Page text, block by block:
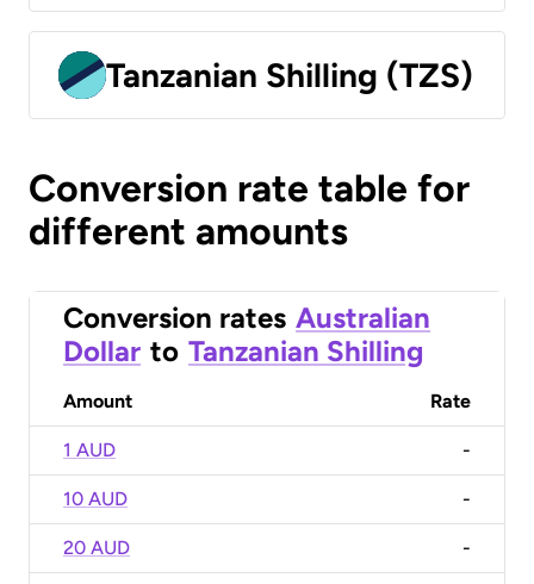
Tanzanian Shilling (TZS)
Conversion rate table for
different amounts
Conversion rates Australian
Dollar to Tanzanian Shilling
Amount Rate
1 AUD -
10 AUD -
20 AUD -